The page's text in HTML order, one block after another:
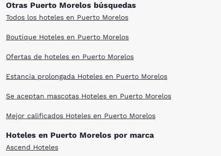
Otras Puerto Morelos búsquedas
Todos los hoteles en Puerto Morelos
Boutique Hoteles en Puerto Morelos
Ofertas de hoteles en Puerto Morelos
Estancia prolongada Hoteles en Puerto Morelos
Se aceptan mascotas Hoteles en Puerto Morelos
Mejor calificados Hoteles en Puerto Morelos
Hoteles en Puerto Morelos por marca
Ascend Hoteles